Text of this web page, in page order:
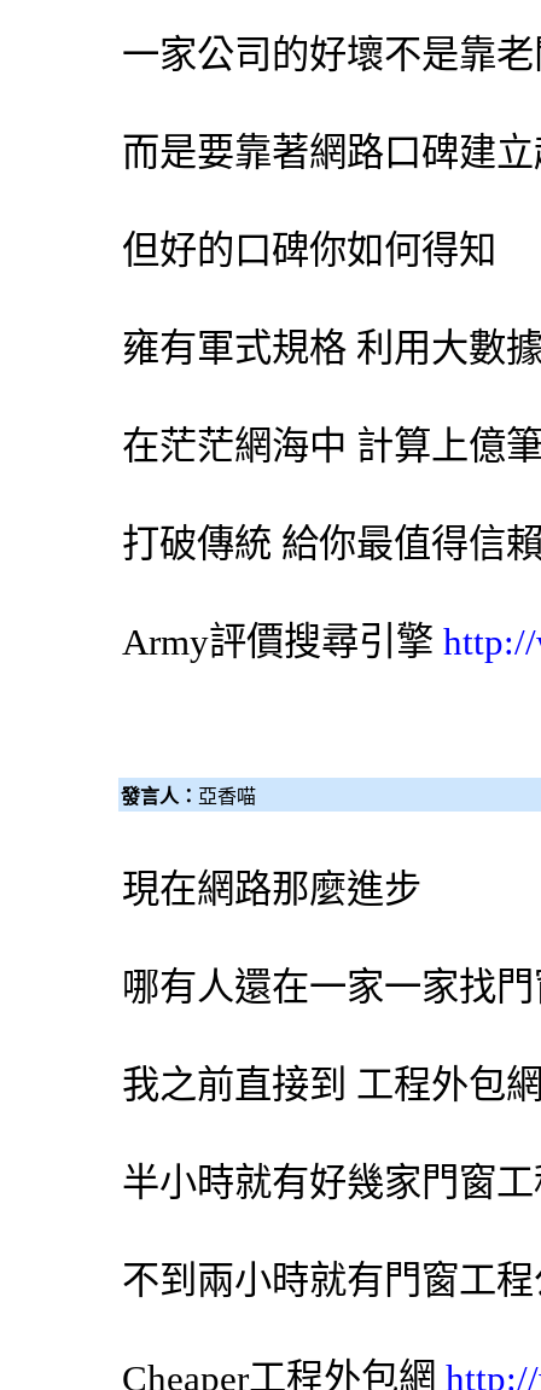
一家公司的好壞不是靠
而是要靠著網路口碑建
但好的口碑你如何得知
雍有軍式規格 利用大數
在茫茫網海中 計算上億
打破傳統 給你最值得信
Army評價搜尋引擎
發言人： 亞香喵
現在網路那麼進步
哪有人還在一家一家找
我之前直接到 工程外包
半小時就有好幾家門窗
不到兩小時就有門窗工
Cheaper工程外包網